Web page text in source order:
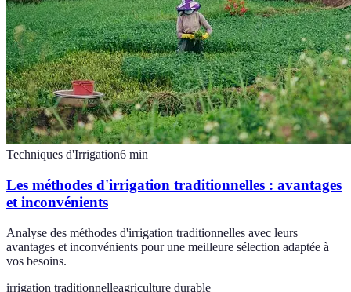
Techniques d'Irrigation6 min
Les méthodes d'irrigation traditionnelles : avantages
et inconvénients
Analyse des méthodes d'irrigation traditionnelles avec leurs
avantages et inconvénients pour une meilleure sélection adaptée à
vos besoins.
irrigation traditionnelleagriculture durable